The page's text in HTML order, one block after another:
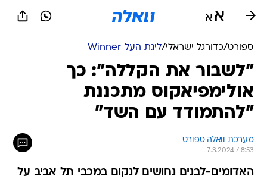
ספורט/כדורגל ישראלי/ליגת העל Winner
"לשבור את הקללה": כך
אולימפיאקוס מתכננת
"להתמודד עם השד"
מערכת וואלה ספורט
7.3.2024 / 8:53
האדומים-לבנים נחושים לנקום במכבי תל אביב על